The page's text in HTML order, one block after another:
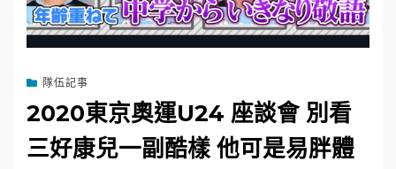
隊伍記事
2020東京奧運U24 座談會 別看
三好康兒一副酷樣 他可是易胖體